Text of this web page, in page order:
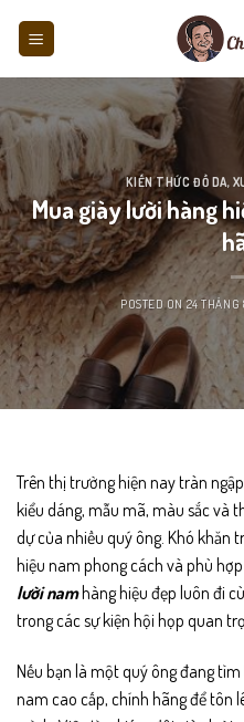
KIẾN THỨC ĐỒ DA,
Mua giày lười hàng
POSTED ON24 THÁNG
Trên thị trường hiện nay tràn
kiểu dáng, mẫu mã, màu sắc và
dự của nhiều quý ông. Khó khăn
hiệu nam phong cách và phù
lườinamhàng hiệu đẹp luôn đi
trong các sự kiện hội họp quan
Nếu bạn là một quý ông đang
nam cao cấp, chính hãng để tôn